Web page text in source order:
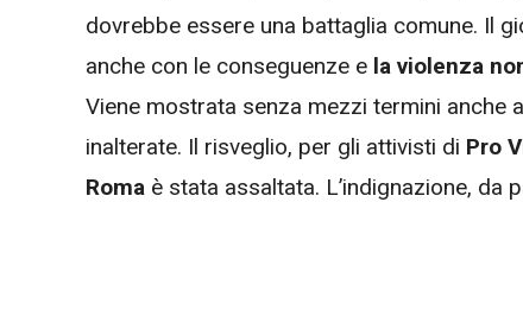
dovrebbe essere una battaglia comune. Il
anche con le conseguenze e la violenza
Viene mostrata senza mezzi termini anche
inalterate. Il risveglio, per gli attivisti di Pro
Roma è stata assaltata. L’indignazione, da